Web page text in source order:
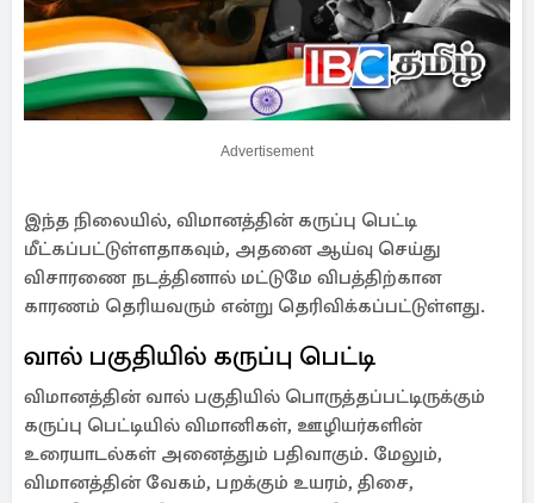
Advertisement
இந்த நிலையில், விமானத்தின் கருப்பு பெட்டி
மீட்கப்பட்டுள்ளதாகவும், அதனை ஆய்வு செய்து
விசாரணை நடத்தினால் மட்டுமே விபத்திற்கான
காரணம் தெரியவரும் என்று தெரிவிக்கப்பட்டுள்ளது.
வால் பகுதியில் கருப்பு பெட்டி
விமானத்தின் வால் பகுதியில் பொருத்தப்பட்டிருக்கும்
கருப்பு பெட்டியில் விமானிகள், ஊழியர்களின்
உரையாடல்கள் அனைத்தும் பதிவாகும். மேலும்,
விமானத்தின் வேகம், பறக்கும் உயரம், திசை,